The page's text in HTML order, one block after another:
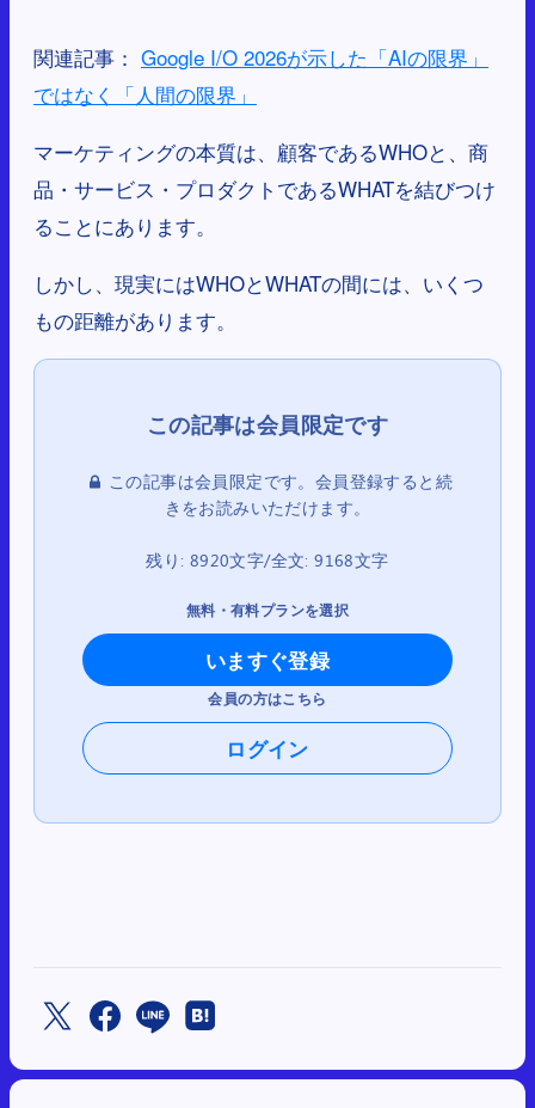
関連記事： Google I/O 2026が示した「AIの限界」
ではなく「人間の限界」
マーケティングの本質は、顧客であるWHOと、商
品・サービス・プロダクトであるWHATを結びつけ
ることにあります。
しかし、現実にはWHOとWHATの間には、いくつ
もの距離があります。
この記事は会員限定です。会員登録すると続
きをお読みいただけます。
残り: 8920文字/全文: 9168文字
無料・有料プランを選択
いますぐ登録
会員の方はこちら
ログイン